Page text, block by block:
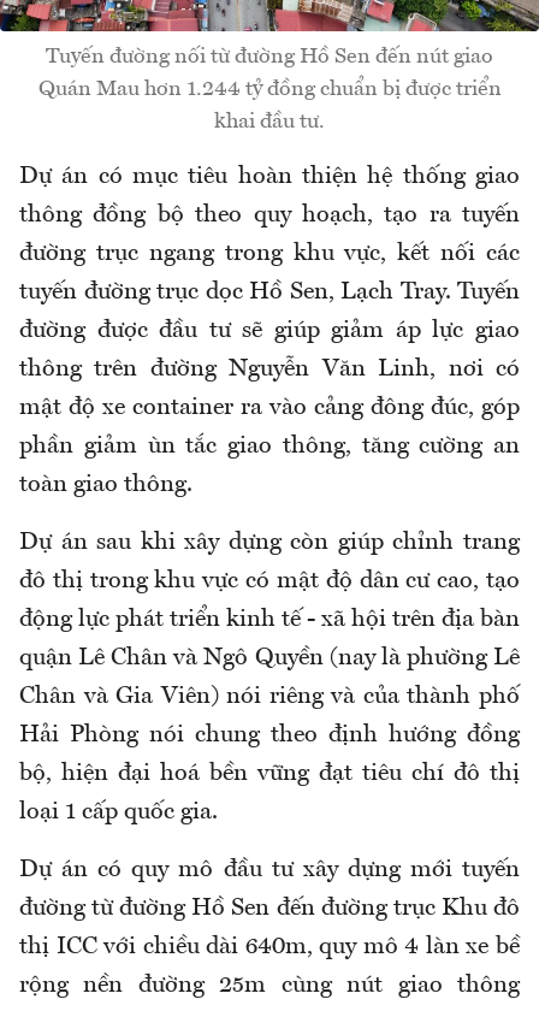
Tuyến đường nối từ đường Hồ Sen đến nút giao
Quán Mau hơn 1.244 tỷ đồng chuẩn bị được triển
khai đầu tư.
Dự án có mục tiêu hoàn thiện hệ thống giao
thông đồng bộ theo quy hoạch, tạo ra tuyến
đường trục ngang trong khu vực, kết nối các
tuyến đường trục dọc Hồ Sen, Lạch Tray. Tuyến
đường được đầu tư sẽ giúp giảm áp lực giao
thông trên đường Nguyễn Văn Linh, nơi có
mật độ xe container ra vào cảng đông đúc, góp
phần giảm ùn tắc giao thông, tăng cường an
toàn giao thông.
Dự án sau khi xây dựng còn giúp chỉnh trang
đô thị trong khu vực có mật độ dân cư cao, tạo
động lực phát triển kinh tế - xã hội trên địa bàn
quận Lê Chân và Ngô Quyền (nay là phường Lê
Chân và Gia Viên) nói riêng và của thành phố
Hải Phòng nói chung theo định hướng đồng
bộ, hiện đại hoá bền vững đạt tiêu chí đô thị
loại 1 cấp quốc gia.
Dự án có quy mô đầu tư xây dựng mới tuyến
đường từ đường Hồ Sen đến đường trục Khu đô
thị ICC với chiều dài 640m, quy mô 4 làn xe bề
rộng nền đường 25m cùng nút giao thông